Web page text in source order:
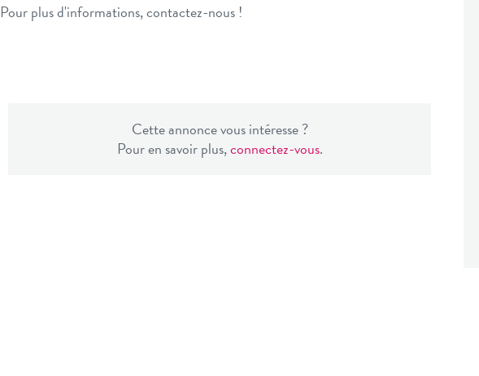
Pour plus d'informations, contactez-nous !
Cette annonce vous intéresse ?
Pour en savoir plus,connectez-vous.